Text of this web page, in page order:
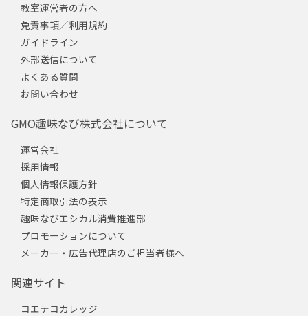
教室運営者の方へ
免責事項／利用規約
ガイドライン
外部送信について
よくある質問
お問い合わせ
GMO趣味なび株式会社について
運営会社
採用情報
個人情報保護方針
特定商取引法の表示
趣味なびエシカル消費推進部
プロモーションについて
メーカー・広告代理店のご担当者様へ
関連サイト
コエテコカレッジ